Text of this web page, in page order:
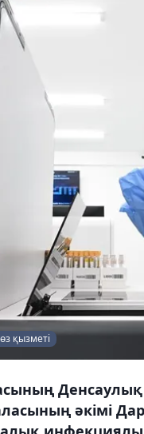
қызметі
әкімі